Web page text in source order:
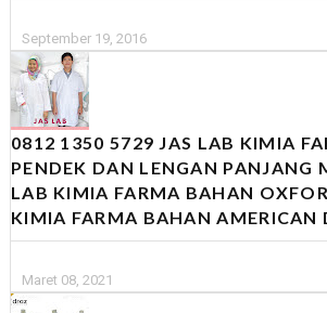
September 19, 2016
0812 1350 5729 JAS LAB KIMIA
PENDEK DAN LENGAN PANJANG
LAB KIMIA FARMA BAHAN
KIMIA FARMA BAHAN AMERICAN
Maret 08, 2021